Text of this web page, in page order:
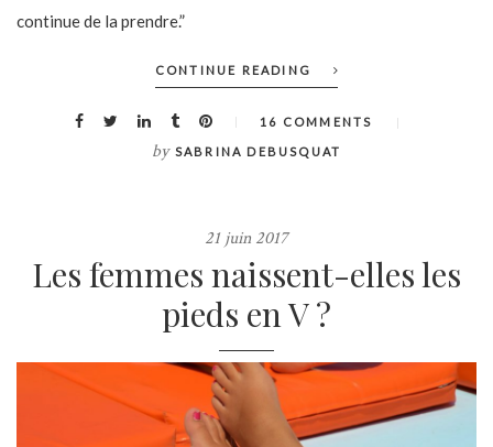
continue de la prendre.”
CONTINUE READING
16 COMMENTS
by SABRINA DEBUSQUAT
21 juin 2017
Les femmes naissent-elles les
pieds en V ?